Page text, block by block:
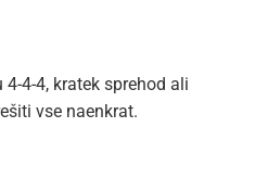
4-4, kratek sprehod ali
vse naenkrat.